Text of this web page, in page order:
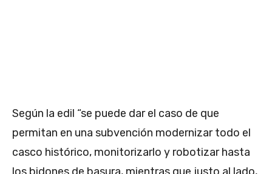
Según la edil “se puede dar el caso de que
permitan en una subvención modernizar todo el
casco histórico, monitorizarlo y robotizar hasta